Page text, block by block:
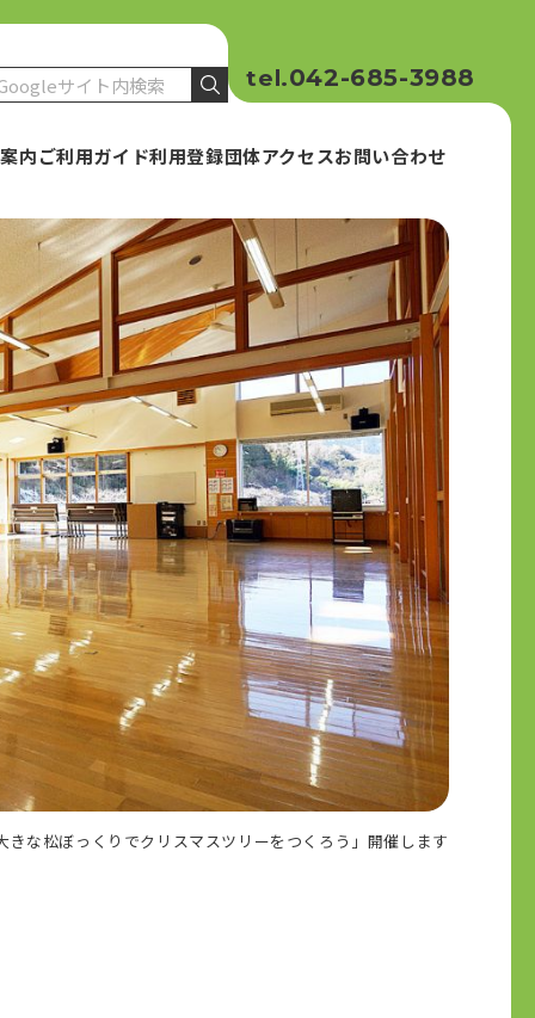
tel.042-685-3988
内ご利用ガイド利用登録団体アクセスお問い合わせ
きな松ぼっくりでクリスマスツリーをつくろう」開催します